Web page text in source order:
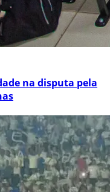
na disputa pela